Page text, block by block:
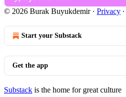
© 2026 Burak Buyukdemir· Privacy ∙
Start your Substack
Get the app
Substack is the home for great culture